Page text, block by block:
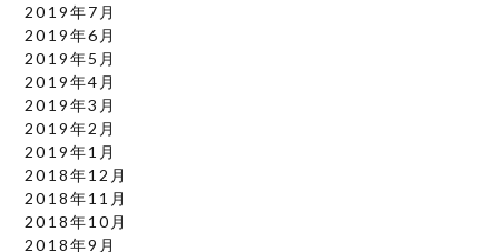
2019年7月
2019年6月
2019年5月
2019年4月
2019年3月
2019年2月
2019年1月
2018年12月
2018年11月
2018年10月
2018年9月